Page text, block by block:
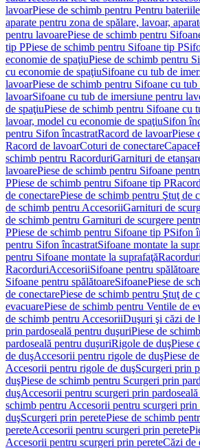
lavoarPiese de schimb pentru Pentru
aparate pentru zona de spălare, lavoar,
pentru lavoarePiese de schimb pentru
tip PPiese de schimb pentru Sifoane tip P
economie de spaţiuPiese de schimb pentru
cu economie de spaţiuSifoane cu tub de
lavoarPiese de schimb pentru Sifoane cu
lavoarSifoane cu tub de imersiune pentru
de spaţiuPiese de schimb pentru Sifoane cu
lavoar, model cu economie de spaţiuSifon
pentru Sifon încastratRacord de lavoarPiese
Racord de lavoarCoturi de conectareCapace
schimb pentru RacorduriGarnituri de
lavoarePiese de schimb pentru Sifoane
PPiese de schimb pentru Sifoane tip P
de conectarePiese de schimb pentru Ştuţ de
de schimb pentru AccesoriiGarnituri de
de schimb pentru Garnituri de scurgere
PPiese de schimb pentru Sifoane tip PSifon
pentru Sifon încastratSifoane montate la
pentru Sifoane montate la suprafaţăRacorduri
RacorduriAccesoriiSifoane pentru spălătoare
Sifoane pentru spălătoareSifoanePiese de
de conectarePiese de schimb pentru Ştuţ de
evacuarePiese de schimb pentru Ventile de
de schimb pentru AccesoriiDuşuri şi căzi de
prin pardoseală pentru duşuriPiese de
pardoseală pentru duşuriRigole de duşPiese
de duşAccesorii pentru rigole de duşPiese
Accesorii pentru rigole de duşScurgeri prin
duşPiese de schimb pentru Scurgeri prin
duşAccesorii pentru scurgeri prin
schimb pentru Accesorii pentru scurgeri prin
duşScurgeri prin peretePiese de schimb
pereteAccesorii pentru scurgeri prin perete
Accesorii pentru scurgeri prin pereteCăzi de